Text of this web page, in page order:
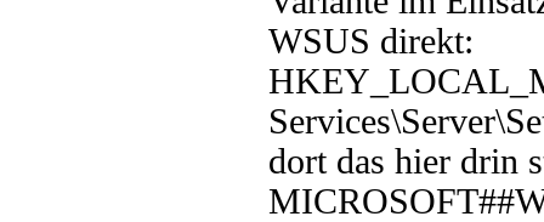
WSUS direkt:
dort das hier drin